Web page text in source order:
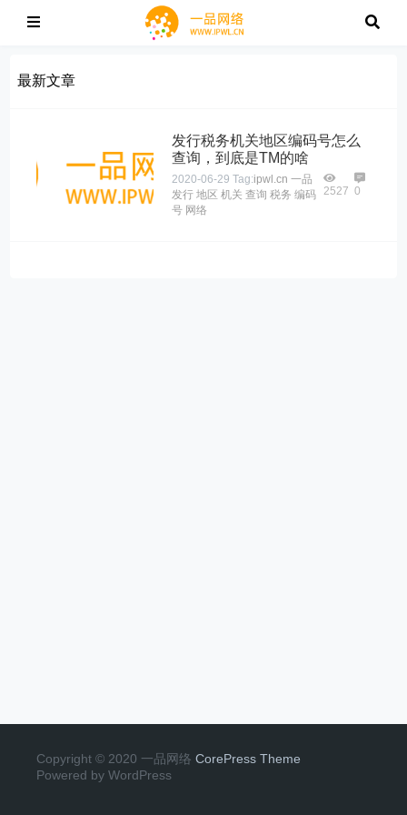
最新文章
发行税务机关地区编码号怎么
查询，到底是TM的啥
2020-06-29 Tag:ipwl.cn 一品
发行 地区 机关 查询 税务 编码
号 网络
2527 0
Copyright © 2020 一品网络 CorePress Theme
Powered by WordPress